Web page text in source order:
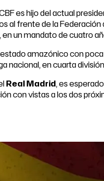
es hijo del actual
al frente de la
un mandato de cuatro
amazónico con
nacional, en cuarta
Real Madrid, es
con vistas a los dos